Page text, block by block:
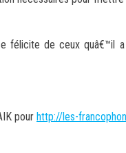
félicite de ceux quâ€™il
pour http://les-